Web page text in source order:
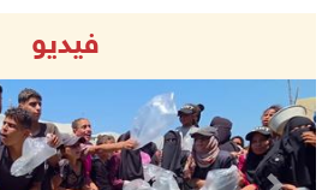
07/آب/2026 04:57 م
بيروت: اللجنة الفنية للمجلس الوطني
07/آب/2026 03:31 م
فيديو